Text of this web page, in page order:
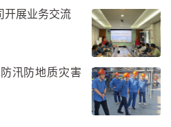
开展业务交流
汛防地质灾害